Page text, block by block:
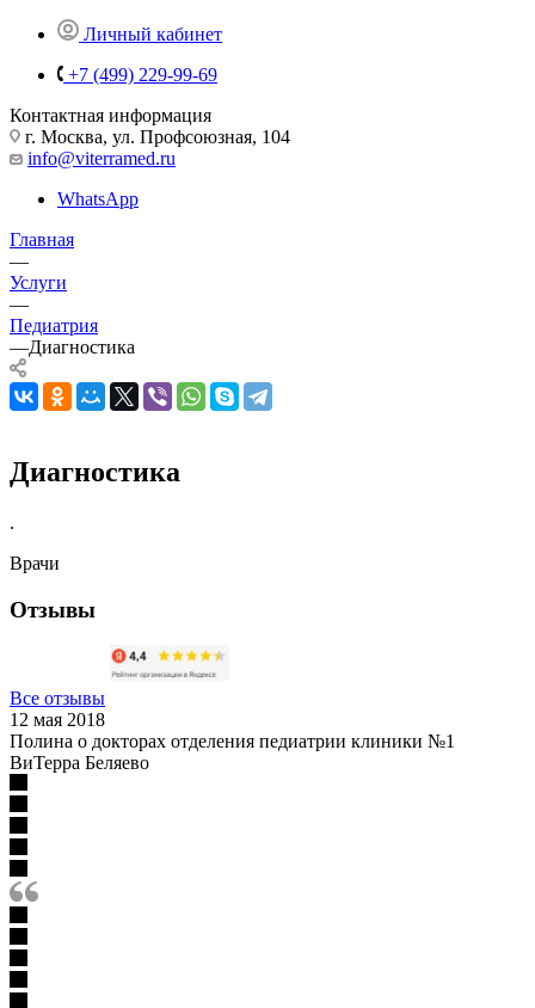
Личный кабинет
+7 (499) 229-99-69
Контактная информация
г. Москва, ул. Профсоюзная, 104
info@viterramed.ru
WhatsApp
Главная
—
Услуги
—
Педиатрия
—Диагностика
Диагностика
.
Врачи
Отзывы
Все отзывы
12 мая 2018
Полина о докторах отделения педиатрии клиники №1
ВиТерра Беляево